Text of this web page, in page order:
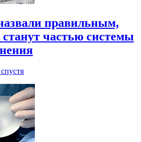
правильным,
частью системы